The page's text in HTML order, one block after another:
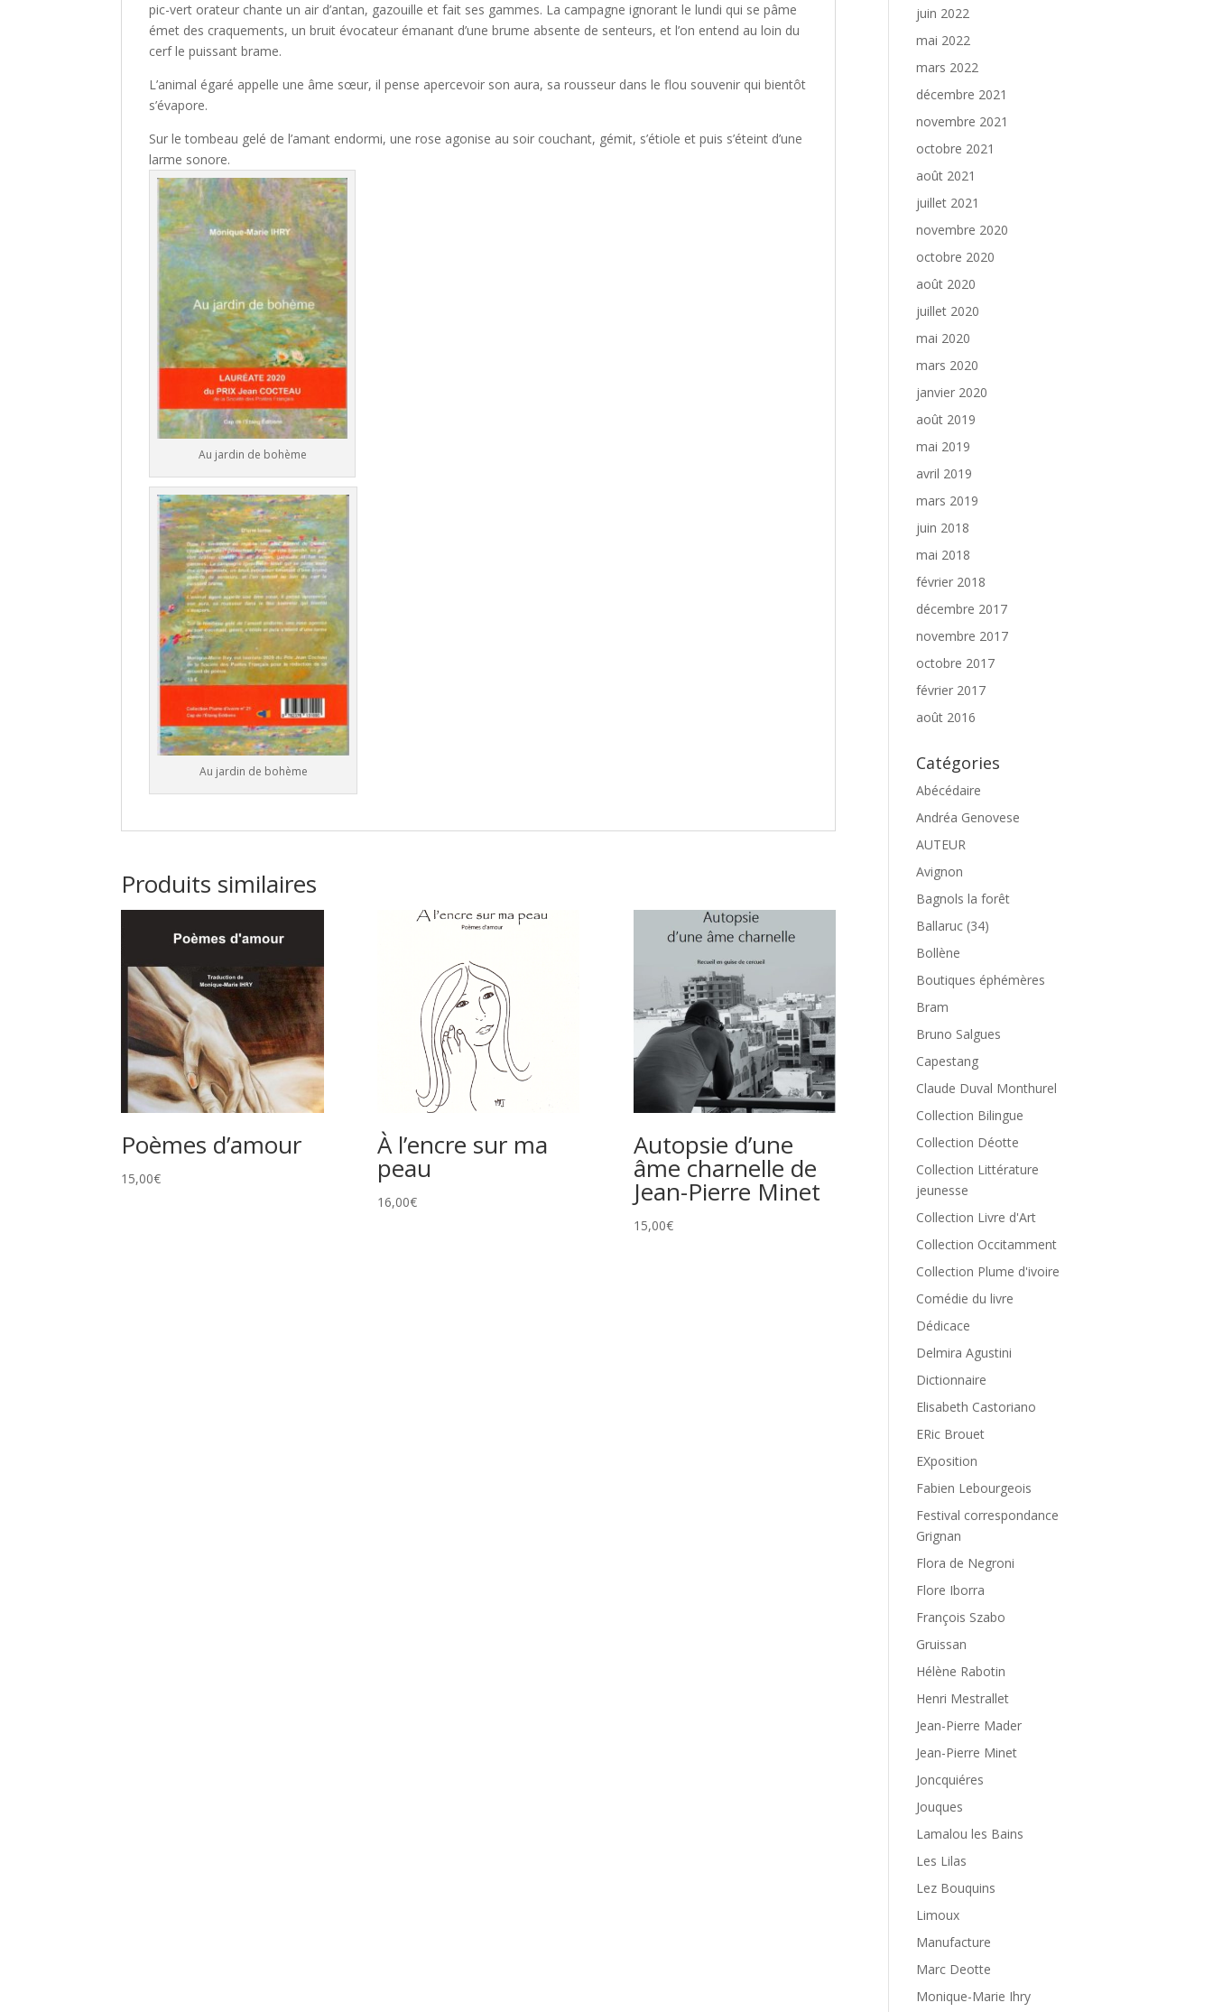
pic-vert orateur chante un air d’antan, gazouille et fait ses gammes. La campagne ignorant le lundi qui se pâme
émet des craquements, un bruit évocateur émanant d’une brume absente de senteurs, et l’on entend au loin du
cerf le puissant brame.
L’animal égaré appelle une âme sœur, il pense apercevoir son aura, sa rousseur dans le flou souvenir qui bientôt
s’évapore.
Sur le tombeau gelé de l’amant endormi, une rose agonise au soir couchant, gémit, s’étiole et puis s’éteint d’une
larme sonore.
Au jardin de bohème
Au jardin de bohème
Produits similaires
Poèmes d’amour
15,00€
À l’encre sur ma
peau
16,00€
Autopsie d’une
âme charnelle de
Jean-Pierre Minet
15,00€
juin 2022
mai 2022
mars 2022
décembre 2021
novembre 2021
octobre 2021
août 2021
juillet 2021
novembre 2020
octobre 2020
août 2020
juillet 2020
mai 2020
mars 2020
janvier 2020
août 2019
mai 2019
avril 2019
mars 2019
juin 2018
mai 2018
février 2018
décembre 2017
novembre 2017
octobre 2017
février 2017
août 2016
Catégories
Abécédaire
Andréa Genovese
AUTEUR
Avignon
Bagnols la forêt
Ballaruc (34)
Bollène
Boutiques éphémères
Bram
Bruno Salgues
Capestang
Claude Duval Monthurel
Collection Bilingue
Collection Déotte
Collection Littérature
jeunesse
Collection Livre d'Art
Collection Occitamment
Collection Plume d'ivoire
Comédie du livre
Dédicace
Delmira Agustini
Dictionnaire
Elisabeth Castoriano
ERic Brouet
EXposition
Fabien Lebourgeois
Festival correspondance
Grignan
Flora de Negroni
Flore Iborra
François Szabo
Gruissan
Hélène Rabotin
Henri Mestrallet
Jean-Pierre Mader
Jean-Pierre Minet
Joncquiéres
Jouques
Lamalou les Bains
Les Lilas
Lez Bouquins
Limoux
Manufacture
Marc Deotte
Monique-Marie Ihry